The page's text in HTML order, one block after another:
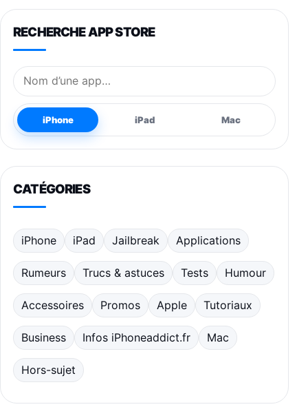
RECHERCHE APP STORE
Nom de l’application
iPhone iPad Mac
CATÉGORIES
iPhone iPad Jailbreak Applications
Rumeurs Trucs & astuces Tests Humour
Accessoires Promos Apple Tutoriaux
Business Infos iPhoneaddict.fr Mac
Hors-sujet